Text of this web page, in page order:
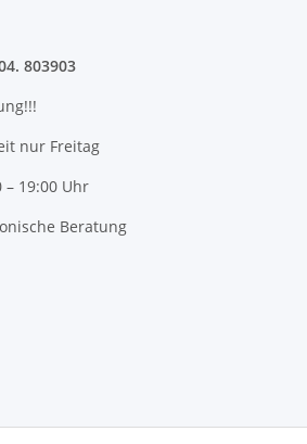
803903
nur Freitag
– 19:00 Uhr
Beratung